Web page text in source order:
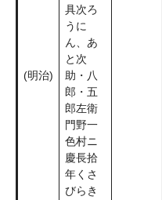
(明治)
具次ろ
うに
ん、あ
と次
助・八
郎・五
郎左衛
門野一
色村ニ
慶長拾
年くさ
びらき